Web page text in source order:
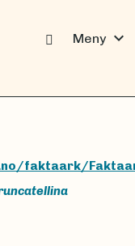
Meny expand_more
faktaark/